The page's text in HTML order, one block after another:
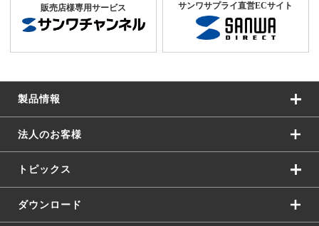
販売店様専用サービス サンワサプライ直営ECサイト
製品情報
法人のお客様
トピックス
ダウンロード